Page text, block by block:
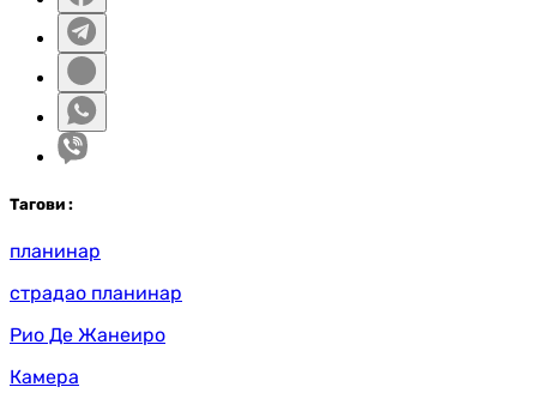
Тагови :
планинар
страдао планинар
Рио Де Жанеиро
Камера